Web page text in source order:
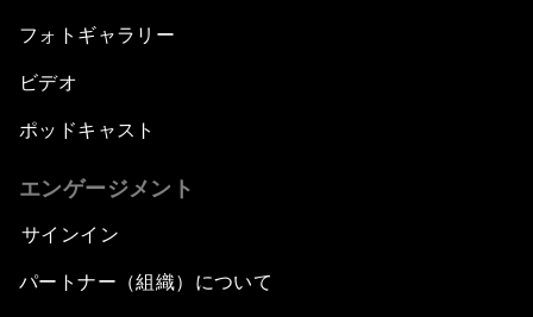
フォトギャラリー
ビデオ
ポッドキャスト
エンゲージメント
サインイン
パートナー（組織）について